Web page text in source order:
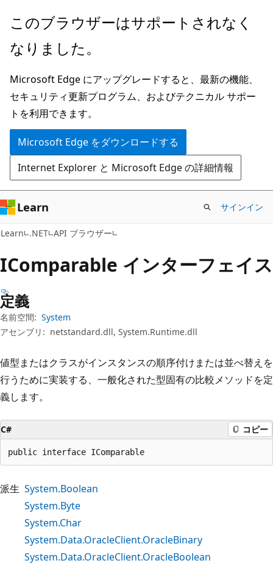
メ
ン
ン
テ
ン
ツ
に
ス
キ
ッ
プ
ペ
ジ
ナ
ビ
ゲ
ー
シ
ョ
ン
に
ス
キ
ッ
プ
このブラウザーはサポートされなく
なりました。
Microsoft Edge にアップグレードすると、最新の機能、
セキュリティ更新プログラム、およびテクニカル サポー
トを利用できます。
Microsoft Edge をダウンロードする
Internet Explorer と Microsoft Edge の詳細情報
Learn サインイン
Learn .NET API ブラウザー
IComparable インターフェイス
定義
名前空間: System
アセンブリ: netstandard.dll, System.Runtime.dll
値型またはクラスがインスタンスの順序付けまたは並べ替えを
行うために実装する、一般化された型固有の比較メソッドを定
義します。
C# コピー
public interface IComparable
派生 System.Boolean
System.Byte
System.Char
System.Data.OracleClient.OracleBinary
System.Data.OracleClient.OracleBoolean